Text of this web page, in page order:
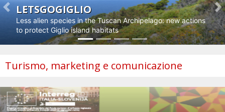
LETSGOGIGLIO
Less alien species in the Tuscan Archipelago: new actions
to protect Giglio island habitats
Previous
Turismo, marketing e comunicazione